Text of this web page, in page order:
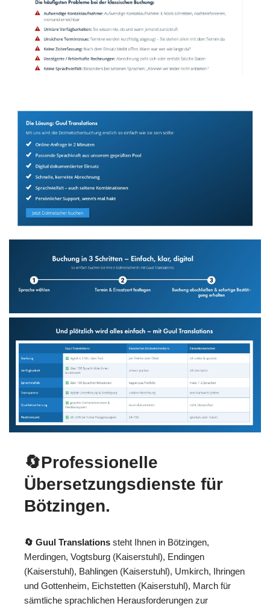
🔄Professionelle
Übersetzungsdienste für
Bötzingen.
🔄 Guul Translations steht Ihnen in Bötzingen,
Merdingen, Vogtsburg (Kaiserstuhl), Endingen
(Kaiserstuhl), Bahlingen (Kaiserstuhl), Umkirch, Ihringen
und Gottenheim, Eichstetten (Kaiserstuhl), March für
sämtliche sprachlichen Herausforderungen zur